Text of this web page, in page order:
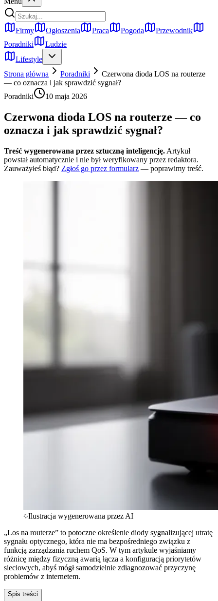
Firmy Ogłoszenia Praca Pogoda
Przewodnik
Poradniki
Ludzie
Lifestyle
Strona główna
Poradniki
Czerwona dioda LOS na routerze
— co oznacza i jak sprawdzić sygnał?
Poradniki
10 maja 2026
Czerwona dioda LOS na routerze — co
oznacza i jak sprawdzić sygnał?
Treść wygenerowana przez sztuczną inteligencję. Artykuł
powstał automatycznie i nie był weryfikowany przez redaktora.
Zauważyłeś błąd? Zgłoś go przez formularz — poprawimy treść.
Ilustracja wygenerowana przez AI
„Los na routerze” to potoczne określenie diody sygnalizującej utratę
sygnału optycznego, która nie ma bezpośredniego związku z
funkcją zarządzania ruchem QoS. W tym artykule wyjaśniamy
różnicę między fizyczną awarią łącza a konfiguracją priorytetów
sieciowych, abyś mógł samodzielnie zdiagnozować przyczynę
problemów z internetem.
Spis treści